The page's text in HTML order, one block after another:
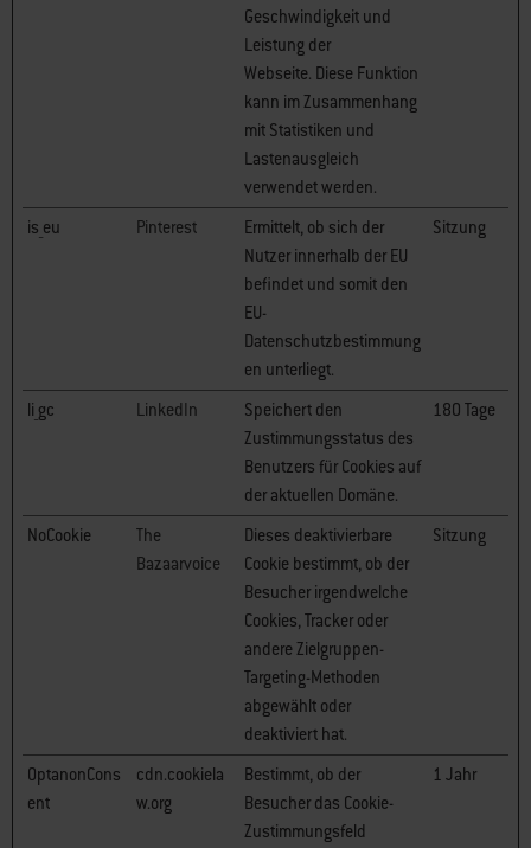
Geschwindigkeit und
Leistung der
Webseite. Diese Funktion
kann im Zusammenhang
mit Statistiken und
Lastenausgleich
verwendet werden.
is_eu Pinterest
Ermittelt, ob sich der
Nutzer innerhalb der EU
befindet und somit den
EU-
Datenschutzbestimmung
en unterliegt.
Sitzung
li_gc LinkedIn
Speichert den
Zustimmungsstatus des
Benutzers für Cookies auf
der aktuellen Domäne.
180 Tage
NoCookie
The
Bazaarvoice
Dieses deaktivierbare
Cookie bestimmt, ob der
Besucher irgendwelche
Cookies, Tracker oder
andere Zielgruppen-
Targeting-Methoden
abgewählt oder
deaktiviert hat.
Sitzung
OptanonCons
ent
cdn.cookiela
w.org
Bestimmt, ob der
Besucher das Cookie-
Zustimmungsfeld
1 Jahr